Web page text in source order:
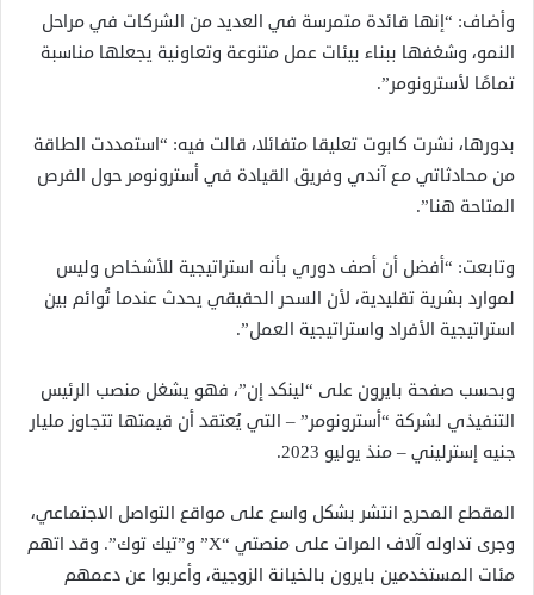
وأضاف: “إنها قائدة متمرسة في العديد من الشركات في مراحل
النمو، وشغفها ببناء بيئات عمل متنوعة وتعاونية يجعلها مناسبة
تمامًا لأسترونومر”.
بدورها، نشرت كابوت تعليقا متفائلا، قالت فيه: “استمددت الطاقة
من محادثاتي مع آندي وفريق القيادة في أسترونومر حول الفرص
المتاحة هنا”.
وتابعت: “أفضل أن أصف دوري بأنه استراتيجية للأشخاص وليس
لموارد بشرية تقليدية، لأن السحر الحقيقي يحدث عندما تُوائم بين
استراتيجية الأفراد واستراتيجية العمل”.
وبحسب صفحة بايرون على “لينكد إن”، فهو يشغل منصب الرئيس
التنفيذي لشركة “أسترونومر” – التي يُعتقد أن قيمتها تتجاوز مليار
جنيه إسترليني – منذ يوليو 2023.
المقطع المحرج انتشر بشكل واسع على مواقع التواصل الاجتماعي،
وجرى تداوله آلاف المرات على منصتي “X” و”تيك توك”. وقد اتهم
مئات المستخدمين بايرون بالخيانة الزوجية، وأعربوا عن دعمهم